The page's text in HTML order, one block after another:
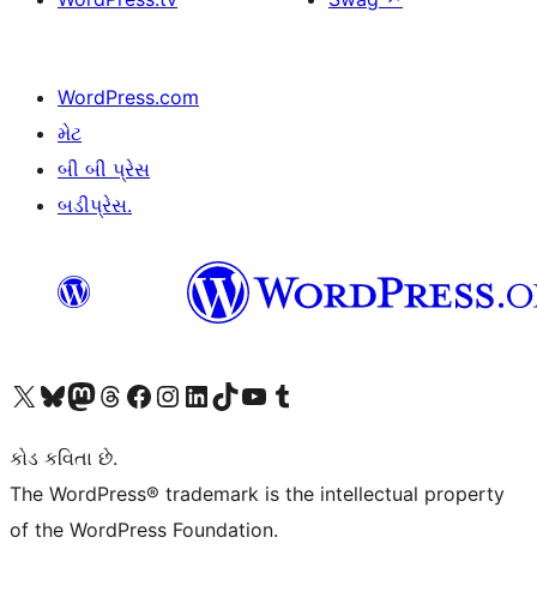
WordPress.com
મેટ
બી બી પ્રેસ
બડીપ્રેસ.
અમારા X (અગાઉ ટ્વિટર) એકાઉન્ટની મુલાકાત લોઅમારા Bluesky એકાઉન્ટની મુલાકાત લોઅમારા માસ્ટોડોન એકાઉન્ટની મુલાકાત લોઅમારા Threads એકાઉન્ટની મુલાકાત લો અમારા ફેસબુક પેજની મુલાકાત લોઅમારા ઇન્સ્ટાગ્રામ એકાઉન્ટની મુલાકાત લો અમારા LinkedIn એકાઉન્ટની મુલાકાત લોઅમારા TikTok એકાઉન્ટની મુલાકાત લોઅમારી YouTube ચેનલની મુલાકાત લો અમારા Tumblr એકાઉન્ટની મુલાકાત લો
કોડ કવિતા છે.
The WordPress® trademark is the intellectual property
of the WordPress Foundation.